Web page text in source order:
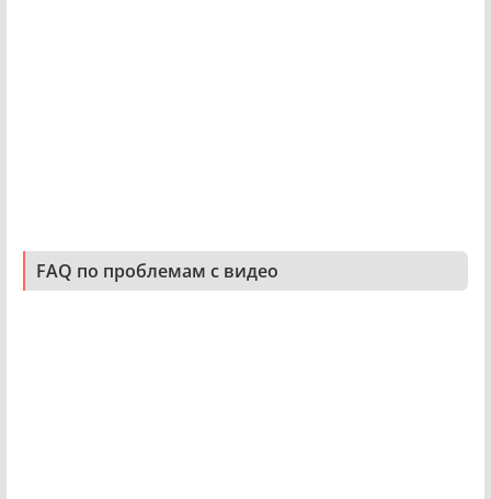
FAQ по проблемам с видео